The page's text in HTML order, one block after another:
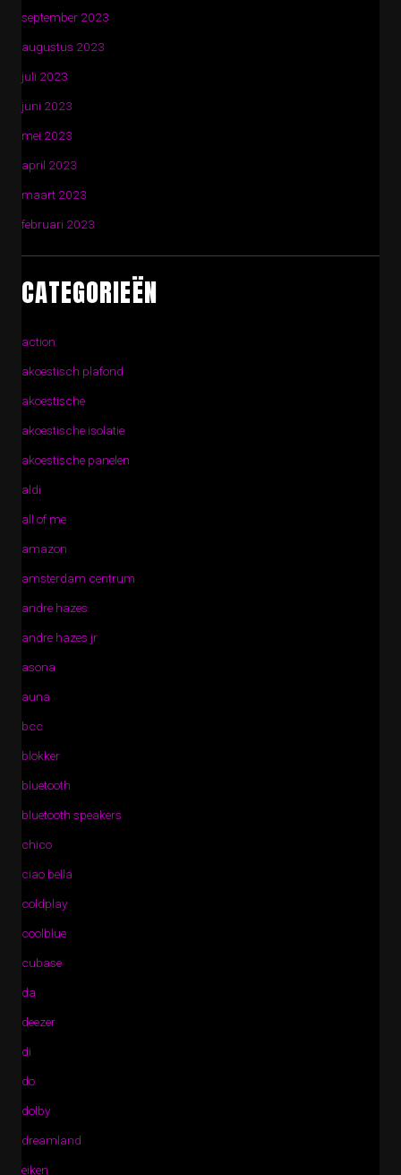
september 2023
augustus 2023
juli 2023
juni 2023
mei 2023
april 2023
maart 2023
februari 2023
CATEGORIEËN
action
akoestisch plafond
akoestische
akoestische isolatie
akoestische panelen
aldi
all of me
amazon
amsterdam centrum
andre hazes
andre hazes jr
asona
auna
bcc
blokker
bluetooth
bluetooth speakers
chico
ciao bella
coldplay
coolblue
cubase
da
deezer
di
do
dolby
dreamland
eiken